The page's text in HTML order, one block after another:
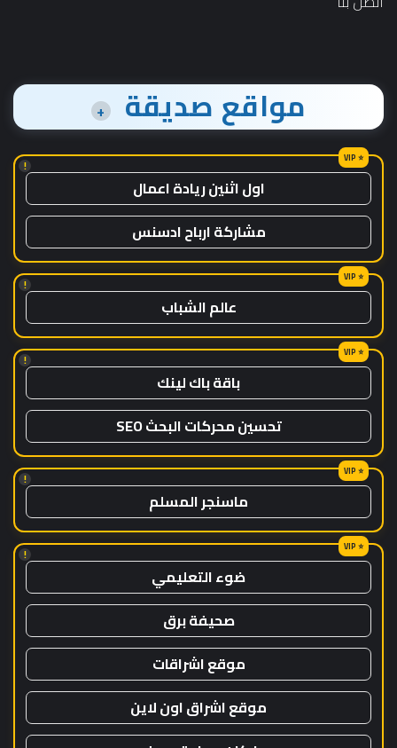
مواقع صديقة +
!
اول اثنين ريادة اعمال
مشاركة ارباح ادسنس
!
عالم الشباب
!
باقة باك لينك
تحسين محركات البحث SEO
!
ماسنجر المسلم
!
ضوء التعليمي
صحيفة برق
موقع اشراقات
موقع اشراق اون لاين